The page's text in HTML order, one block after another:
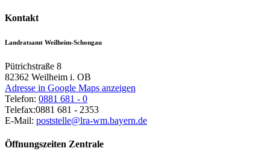
Kontakt
Landratsamt Weilheim-Schongau
Pütrichstraße 8
82362 Weilheim i. OB
Adresse in Google Maps anzeigen
Telefon: 0881 681 - 0
Telefax:0881 681 - 2353
E-Mail: poststelle@lra-wm.bayern.de
Öffnungszeiten Zentrale